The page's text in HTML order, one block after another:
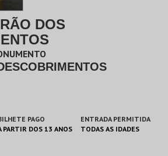
DOS
PAGO
PARTIR DOS 13 ANOS
ENTRADA PERMITIDA
TODAS AS IDADES